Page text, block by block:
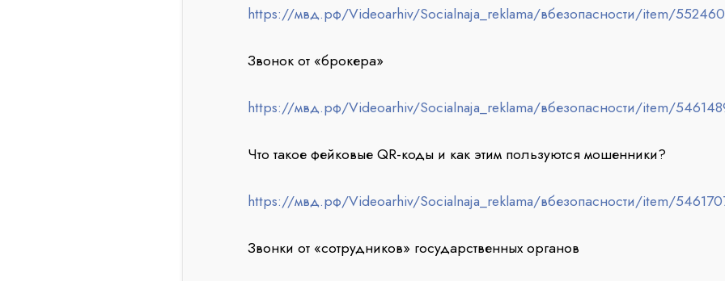
https://мвд.рф/Videoarhiv/Socialnaja_reklama/вбезопасности/item/
Звонок от «брокера»
https://мвд.рф/Videoarhiv/Socialnaja_reklama/вбезопасности/item/
Что такое фейковые QR-коды и как этим пользуются мошенники?
https://мвд.рф/Videoarhiv/Socialnaja_reklama/вбезопасности/item/
Звонки от «сотрудников» государственных органов